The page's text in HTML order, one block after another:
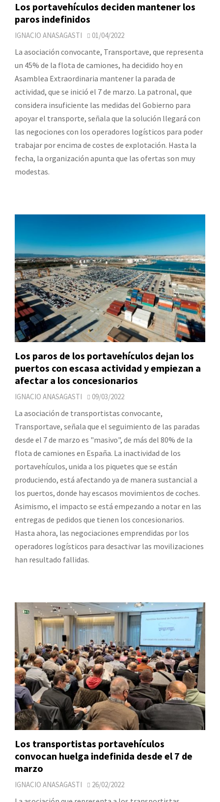
Los portavehículos deciden mantener los
paros indefinidos
IGNACIO ANASAGASTI 01/04/2022
La asociación convocante, Transportave, que representa
un 45% de la flota de camiones, ha decidido hoy en
Asamblea Extraordinaria mantener la parada de
actividad, que se inició el 7 de marzo. La patronal, que
considera insuficiente las medidas del Gobierno para
apoyar el transporte, señala que la solución llegará con
las negociones con los operadores logísticos para poder
trabajar por encima de costes de explotación. Hasta la
fecha, la organización apunta que las ofertas son muy
modestas.
Los paros de los portavehículos dejan los
puertos con escasa actividad y empiezan a
afectar a los concesionarios
IGNACIO ANASAGASTI 09/03/2022
La asociación de transportistas convocante,
Transportave, señala que el seguimiento de las paradas
desde el 7 de marzo es "masivo", de más del 80% de la
flota de camiones en España. La inactividad de los
portavehículos, unida a los piquetes que se están
produciendo, está afectando ya de manera sustancial a
los puertos, donde hay escasos movimientos de coches.
Asimismo, el impacto se está empezando a notar en las
entregas de pedidos que tienen los concesionarios.
Hasta ahora, las negociaciones emprendidas por los
operadores logísticos para desactivar las movilizaciones
han resultado fallidas.
Los transportistas portavehículos
convocan huelga indefinida desde el 7 de
marzo
IGNACIO ANASAGASTI 26/02/2022